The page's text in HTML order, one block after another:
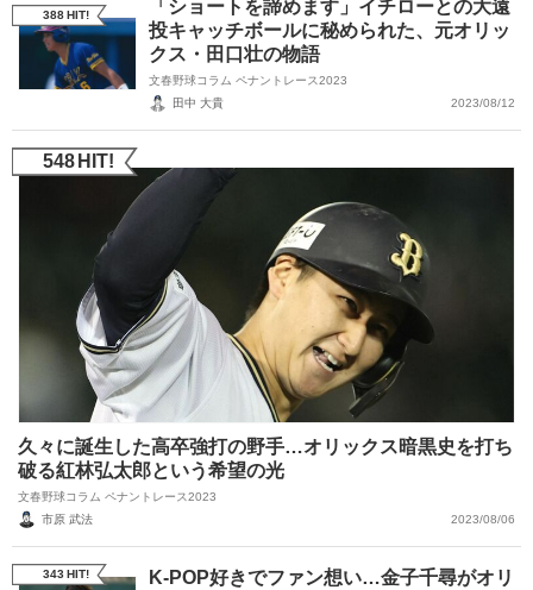
388HIT!
「ショートを諦めます」イチローとの大遠
投キャッチボールに秘められた、元オリッ
クス・田口壮の物語
文春野球コラム ペナントレース2023
田中 大貴
2023/08/12
548 HIT!
久々に誕生した高卒強打の野手…オリックス暗黒史を打ち
破る紅林弘太郎という希望の光
文春野球コラム ペナントレース2023
市原 武法
2023/08/06
343HIT!
K-POP好きでファン想い…金子千尋がオリ